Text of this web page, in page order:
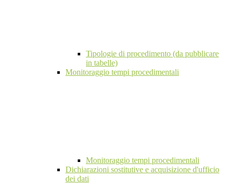
Tipologie di procedimento (da pubblicare
in tabelle)
Monitoraggio tempi procedimentali
Monitoraggio tempi procedimentali
Dichiarazioni sostitutive e acquisizione d'ufficio
dei dati